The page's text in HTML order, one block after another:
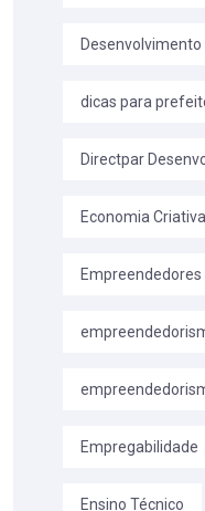
Desenvolvimento
dicas para
Directpar
Economia Criativa
Empreendedores
Empregabilidade
Ensino Técnico